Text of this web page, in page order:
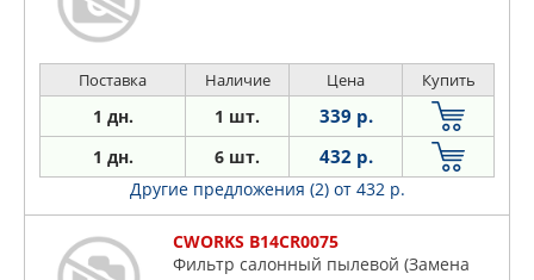
Поставка Наличие Цена Купить
1 дн. 1 шт. 339 р.
1 дн. 6 шт. 432 р.
Другие предложения (2) от 432 р.
CWORKS B14CR0075
Фильтр салонный пылевой (Замена